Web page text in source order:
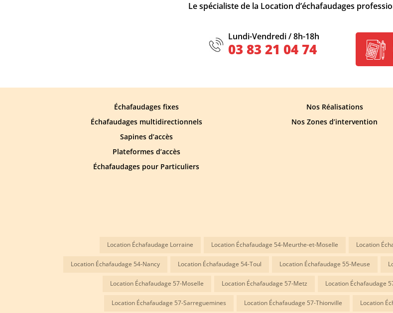
Le spécialiste de la Location d’échafaudages
Lundi-Vendredi / 8h-18h
03 83 21 04 74
Échafaudages fixes
Échafaudages multidirectionnels
Sapines d’accès
Plateformes d’accès
Échafaudages pour Particuliers
Nos Réalisations
Nos Zones d’intervention
Location Échafaudage Lorraine Location Échafaudage 54-Meurthe-et-Moselle Location
Location Échafaudage 54-Nancy Location Échafaudage 54-Toul Location Échafaudage 55-Meuse
Location Échafaudage 57-Moselle Location Échafaudage 57-Metz Location Échafaudage
Location Échafaudage 57-Sarreguemines Location Échafaudage 57-Thionville Location